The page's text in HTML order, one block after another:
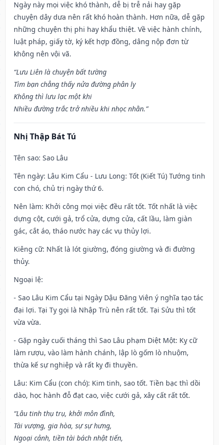
Ngày này mọi việc khó thành, dễ bị trễ nải hay gặp
chuyện dây dưa nên rất khó hoàn thành. Hơn nữa, dễ gặp
những chuyện thị phi hay khẩu thiệt. Về việc hành chính,
luật pháp, giấy tờ, ký kết hợp đồng, dâng nộp đơn từ
không nên vội vã.
“Lưu Liên là chuyện bất tường
Tìm bạn chẳng thấy nửa đường phân ly
Không thì lưu lạc một khi
Nhiều đường trắc trở nhiều khi nhọc nhằn.”
Nhị Thập Bát Tú
Tên sao: Sao Lâu
Tên ngày: Lâu Kim Cẩu - Lưu Long: Tốt (Kiết Tú) Tướng tinh
con chó, chủ trị ngày thứ 6.
Nên làm: Khởi công mọi việc đều rất tốt. Tốt nhất là việc
dựng cột, cưới gả, trổ cửa, dựng cửa, cất lầu, làm giàn
gác, cắt áo, tháo nước hay các vụ thủy lợi.
Kiêng cữ: Nhất là lót giường, đóng giường và đi đường
thủy.
Ngoại lệ:
- Sao Lâu Kim Cẩu tại Ngày Dậu Đăng Viên ý nghĩa tạo tác
đại lợi. Tại Tỵ gọi là Nhập Trù nên rất tốt. Tại Sửu thì tốt
vừa vừa.
- Gặp ngày cuối tháng thì Sao Lâu phạm Diệt Một: Kỵ cữ
làm rượu, vào làm hành chánh, lập lò gốm lò nhuộm,
thừa kế sự nghiệp và rất kỵ đi thuyền.
Lâu: Kim Cẩu (con chó): Kim tinh, sao tốt. Tiền bạc thì dồi
dào, học hành đỗ đạt cao, việc cưới gả, xây cất rất tốt.
“Lâu tinh thụ trụ, khởi môn đình,
Tài vượng, gia hòa, sự sự hưng,
Ngoại cảnh, tiền tài bách nhật tiến,